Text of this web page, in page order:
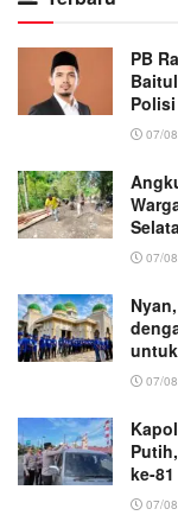
PB
07/
07/
07/
ke-81
07/